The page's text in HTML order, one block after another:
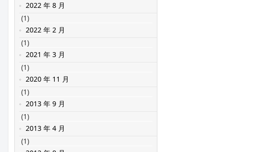
2022 年 8 月
(1)
2022 年 2 月
(1)
2021 年 3 月
(1)
2020 年 11 月
(1)
2013 年 9 月
(1)
2013 年 4 月
(1)